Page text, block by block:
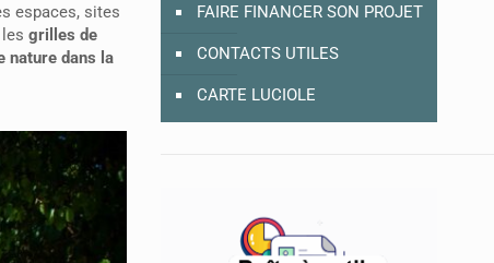
espaces, sites
grilles de
nature dans la
FAIRE FINANCER SON PROJET
CONTACTS UTILES
CARTE LUCIOLE